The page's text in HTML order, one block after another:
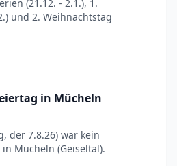
(21.12. - 2.1.), 1.
und 2. Weihnachtstag
in Mücheln
der 7.8.26) war kein
Mücheln (Geiseltal).